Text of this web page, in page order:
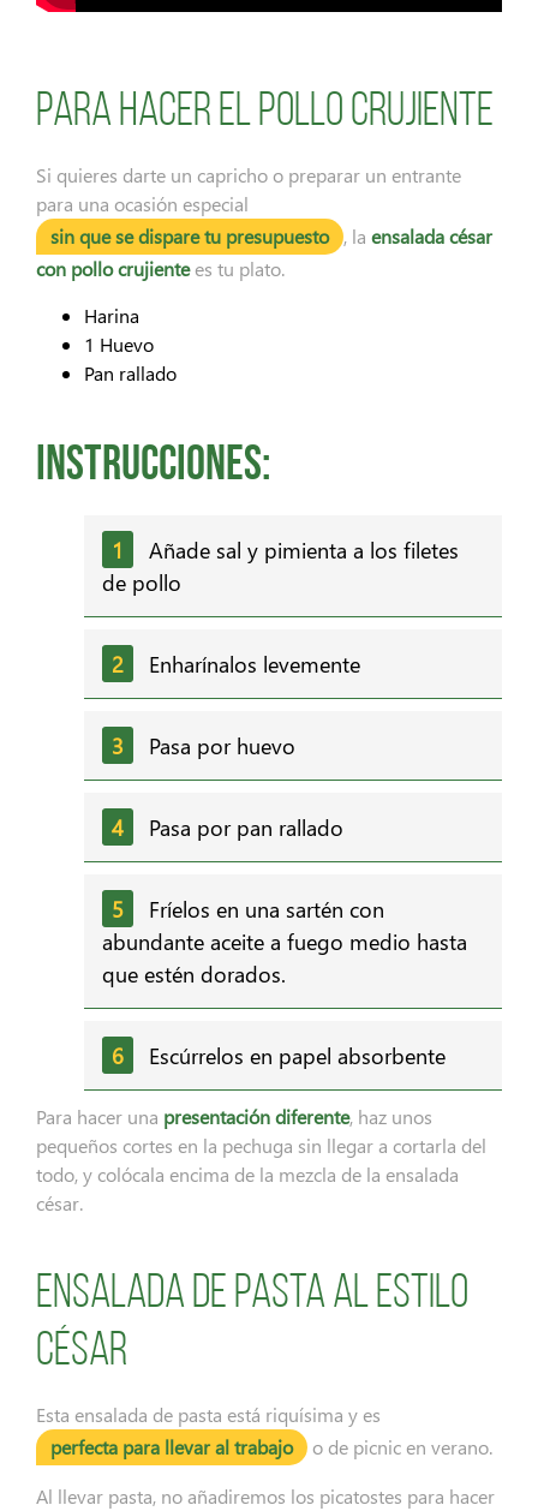
Para hacer el pollo crujiente
Si quieres darte un capricho o preparar un entrante
para una ocasión especial
sin que se dispare tu presupuesto
, la ensalada césar
con pollo crujientees tu plato.
Harina
1 Huevo
Pan rallado
Instrucciones:
Añade sal y pimienta a los filetes
de pollo
Enharínalos levemente
Pasa por huevo
Pasa por pan rallado
Fríelos en una sartén con
abundante aceite a fuego medio hasta
que estén dorados.
Escúrrelos en papel absorbente
Para hacer una presentación diferente, haz unos
pequeños cortes en la pechuga sin llegar a cortarla del
todo, y colócala encima de la mezcla de la ensalada
césar.
Ensalada de pasta al estilo
césar
Esta ensalada de pasta está riquísima y es
perfecta para llevar al trabajo
o de picnic en verano.
Al llevar pasta, no añadiremos los picatostes para hacer